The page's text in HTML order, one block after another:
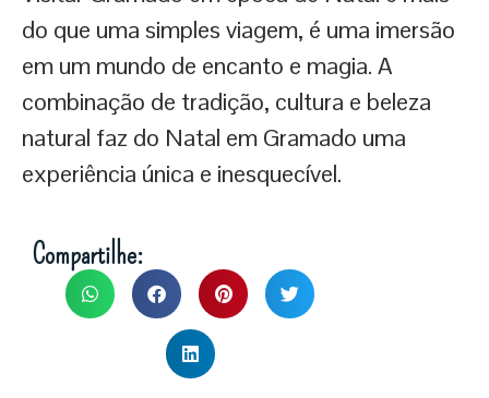
do que uma simples viagem, é uma imersão
em um mundo de encanto e magia. A
combinação de tradição, cultura e beleza
natural faz do Natal em Gramado uma
experiência única e inesquecível.
Compartilhe: